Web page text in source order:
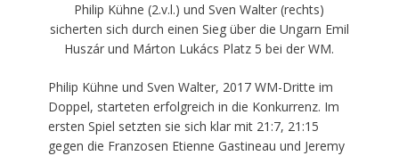
Philip Kühne (2.v.l.) und Sven Walter (rechts)
sicherten sich durch einen Sieg über die Ungarn Emil
Huszár und Márton Lukács Platz 5 bei der WM.
Philip Kühne und Sven Walter, 2017 WM-Dritte im
Doppel, starteten erfolgreich in die Konkurrenz. Im
ersten Spiel setzten sie sich klar mit 21:7, 21:15
gegen die Franzosen Etienne Gastineau und Jeremy